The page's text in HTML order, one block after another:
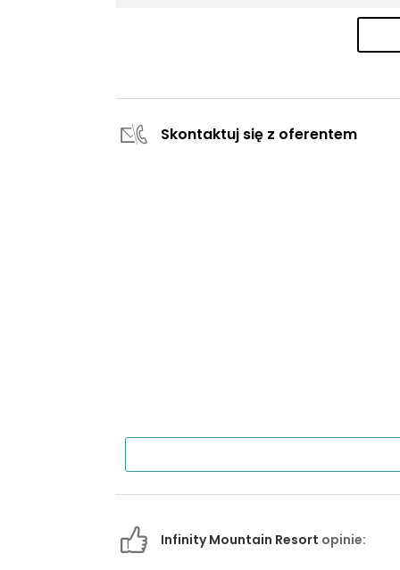
Skontaktuj się z oferentem
Infinity Mountain Resort opinie: